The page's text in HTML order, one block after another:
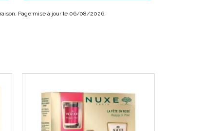
Page mise à jour le 06/08/2026.